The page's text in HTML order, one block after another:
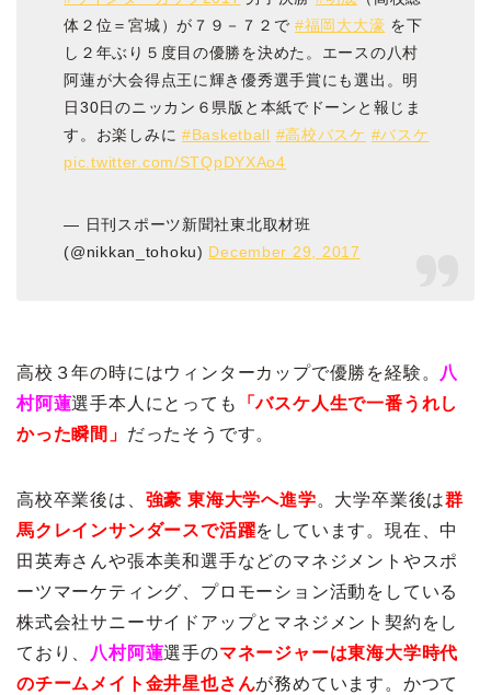
体２位＝宮城）が７９－７２で #福岡大大濠 を下
し２年ぶり５度目の優勝を決めた。エースの八村
阿蓮が大会得点王に輝き優秀選手賞にも選出。明
日30日のニッカン６県版と本紙でドーンと報じま
す。お楽しみに #Basketball #高校バスケ #バスケ
pic.twitter.com/STQpDYXAo4
— 日刊スポーツ新聞社東北取材班
(@nikkan_tohoku) December 29, 2017
高校３年の時にはウィンターカップで優勝を経験。 八
村阿蓮選手本人にとっても
「バスケ人生で一番うれし
かった瞬間」 だったそうです。
高校卒業後は、 強豪 東海大学へ進学。大学卒業後は群
馬クレインサンダースで活躍をしています。現在、中
田英寿さんや張本美和選手などのマネジメントやスポ
ーツマーケティング、プロモーション活動をしている
株式会社サニーサイドアップとマネジメント契約をし
ており、 八村阿蓮選手のマネージャーは東海大学時代
のチームメイト金井星也さんが務めています。かつて